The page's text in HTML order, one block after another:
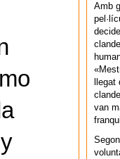
Amb
van